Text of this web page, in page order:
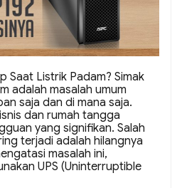
Saat Listrik Padam? Simak
adalah masalah umum
saja dan di mana saja.
dan rumah tangga
yang signifikan. Salah
terjadi adalah hilangnya
masalah ini,
UPS (Uninterruptible